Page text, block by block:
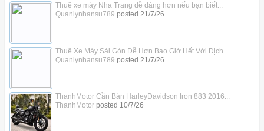
Thuê xe máy Nha Trang dễ dàng hơn nếu bạn biết...
Quanlynhansu789 posted 21/7/26
Thuê Xe Máy Sài Gòn Dễ Hơn Bao Giờ Hết Với Dịch...
Quanlynhansu789 posted 21/7/26
ThanhMotor Cần Bán HarleyDavidson Iron 883 2016...
ThanhMotorposted 10/7/26